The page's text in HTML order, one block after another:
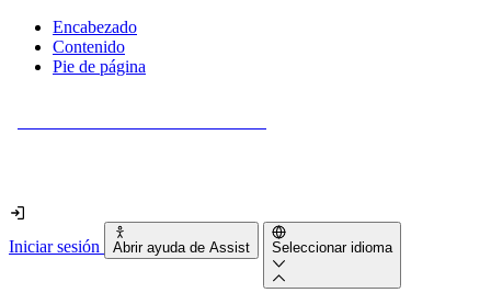
Encabezado
Contenido
Pie de página
Iniciar sesión Abrir ayuda de Assist Seleccionar idioma